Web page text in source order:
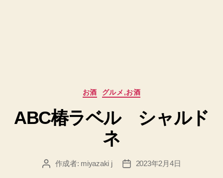
カ
ゴ
リ
ー
お酒 グルメ,お酒
ABC椿ラベル シャルド
ネ
投 作成者: miyazaki j
投
2023年2月4日